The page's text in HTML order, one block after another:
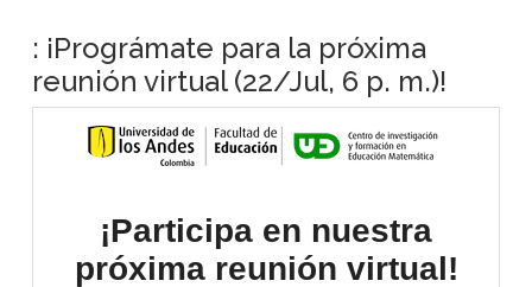
: ¡Prográmate para la próxima
reunión virtual (22/Jul, 6 p. m.)!